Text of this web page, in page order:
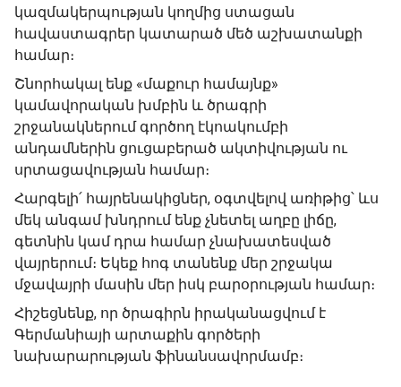
կազմակերպության կողմից ստացան
հավաստագրեր կատարած մեծ աշխատանքի
համար։
Շնորհակալ ենք «մաքուր համայնք»
կամավորական խմբին և ծրագրի
շրջանակներում գործող էկոակումբի
անդամներին ցուցաբերած ակտիվության ու
սրտացավության համար։
Հարգելի՛ հայրենակիցներ, օգտվելով առիթից՝ ևս
մեկ անգամ խնդրում ենք չնետել աղբը լիճը,
գետնին կամ դրա համար չնախատեսված
վայրերում։ Եկեք հոգ տանենք մեր շրջակա
մջավայրի մասին մեր իսկ բարօրության համար։
Հիշեցնենք, որ ծրագիրն իրականացվում է
Գերմանիայի արտաքին գործերի
նախարարության ֆինանսավորմամբ։